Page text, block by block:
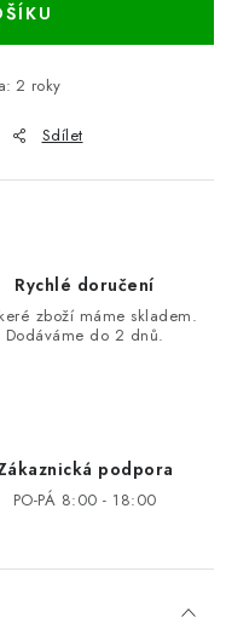
: 2 roky
Sdílet
Rychlé doručení
zboží máme skladem.
Dodáváme do 2 dnů.
podpora
PO-PÁ 8:00 - 18:00